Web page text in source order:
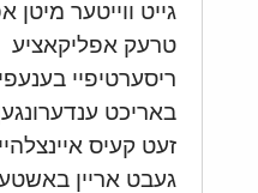
גייט ווייטער מיטן
טרעק אפליקאציע
ריסערטיפיי
באריכט
זעט קעיס
געבט אריין